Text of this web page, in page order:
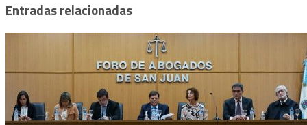
Entradas relacionadas